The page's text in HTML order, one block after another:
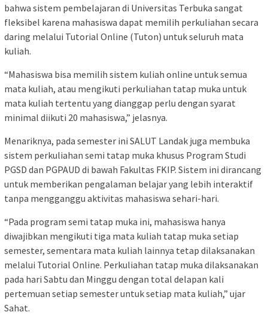
bahwa sistem pembelajaran di Universitas Terbuka sangat
fleksibel karena mahasiswa dapat memilih perkuliahan secara
daring melalui Tutorial Online (Tuton) untuk seluruh mata
kuliah.
“Mahasiswa bisa memilih sistem kuliah online untuk semua
mata kuliah, atau mengikuti perkuliahan tatap muka untuk
mata kuliah tertentu yang dianggap perlu dengan syarat
minimal diikuti 20 mahasiswa,” jelasnya.
Menariknya, pada semester ini SALUT Landak juga membuka
sistem perkuliahan semi tatap muka khusus Program Studi
PGSD dan PGPAUD di bawah Fakultas FKIP. Sistem ini dirancang
untuk memberikan pengalaman belajar yang lebih interaktif
tanpa mengganggu aktivitas mahasiswa sehari-hari.
“Pada program semi tatap muka ini, mahasiswa hanya
diwajibkan mengikuti tiga mata kuliah tatap muka setiap
semester, sementara mata kuliah lainnya tetap dilaksanakan
melalui Tutorial Online. Perkuliahan tatap muka dilaksanakan
pada hari Sabtu dan Minggu dengan total delapan kali
pertemuan setiap semester untuk setiap mata kuliah,” ujar
Sahat.